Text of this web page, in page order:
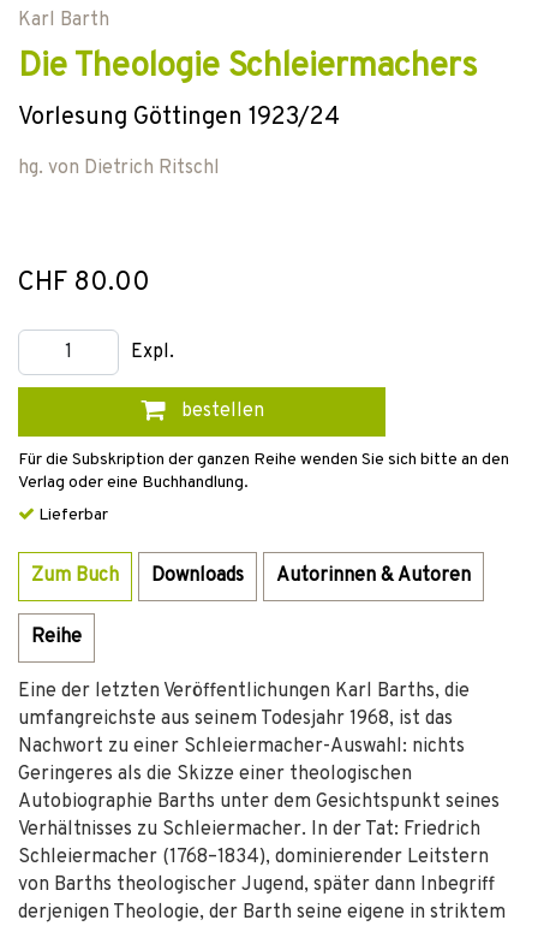
Karl Barth
Die Theologie Schleiermachers
Vorlesung Göttingen 1923/24
hg. von Dietrich Ritschl
CHF 80.00
Expl.
bestellen
Für die Subskription der ganzen Reihe wenden Sie sich bitte an den
Verlag oder eine Buchhandlung.
Lieferbar
Zum Buch Downloads Autorinnen & Autoren
Reihe
Eine der letzten Veröffentlichungen Karl Barths, die
umfangreichste aus seinem Todesjahr 1968, ist das
Nachwort zu einer Schleiermacher-Auswahl: nichts
Geringeres als die Skizze einer theologischen
Autobiographie Barths unter dem Gesichtspunkt seines
Verhältnisses zu Schleiermacher. In der Tat: Friedrich
Schleiermacher (1768–1834), dominierender Leitstern
von Barths theologischer Jugend, später dann Inbegriff
derjenigen Theologie, der Barth seine eigene in striktem